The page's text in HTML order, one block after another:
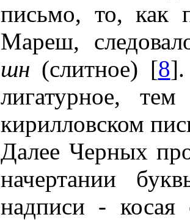
письмо, то, как
Мареш,
шн (слитное) [8].
лигатурное,
кирилловском
Далее Черных
начертании
надписи - косая